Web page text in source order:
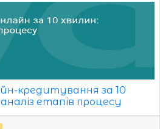
кредитування за 10
етапів процесу